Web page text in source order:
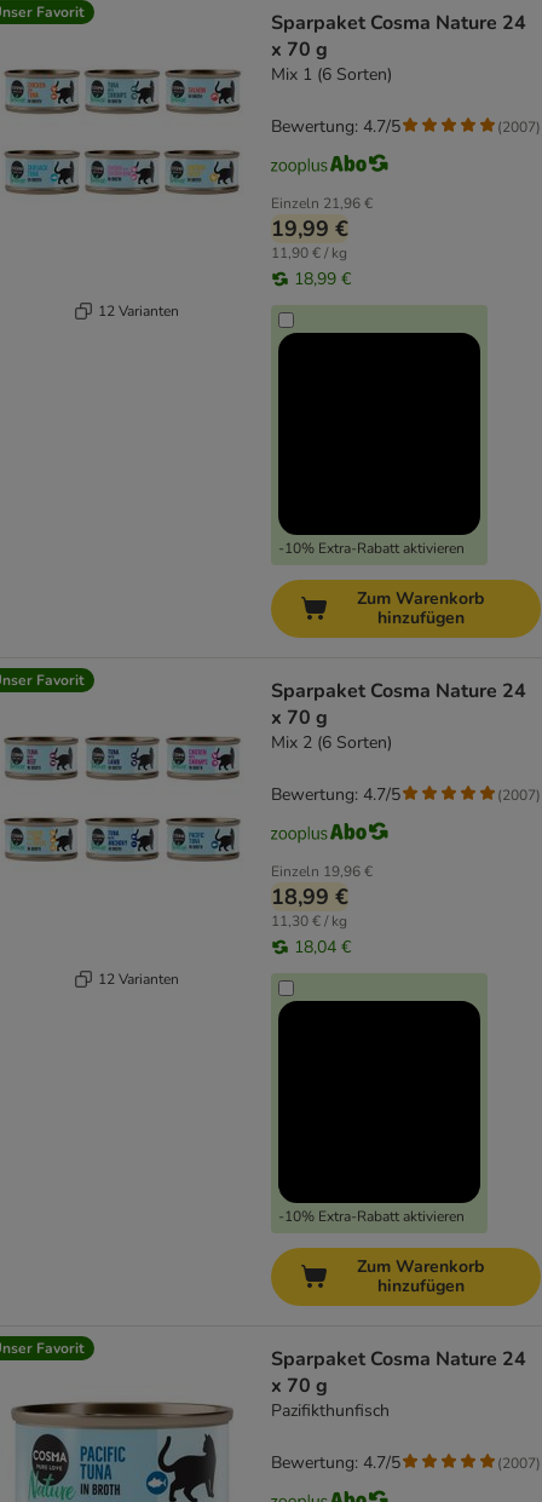
Favorit
12 Varianten
Sparpaket Cosma Nature 24
x 70 g
Mix 1 (6 Sorten)
Einzeln 21,96 €
19,99 €
11,90 € / kg
18,99 €
-10% Extra-Rabatt aktivieren
Bewertung: 4.7/5 (2007)
Zum Warenkorb
hinzufügen
Favorit
12 Varianten
Sparpaket Cosma Nature 24
x 70 g
Mix 2 (6 Sorten)
Einzeln 19,96 €
18,99 €
11,30 € / kg
18,04 €
-10% Extra-Rabatt aktivieren
Bewertung: 4.7/5 (2007)
Zum Warenkorb
hinzufügen
Favorit
Sparpaket Cosma Nature 24
x 70 g
Pazifikthunfisch
Bewertung: 4.7/5 (2007)